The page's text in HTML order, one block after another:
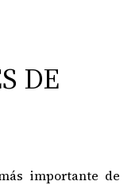
DE
importante de